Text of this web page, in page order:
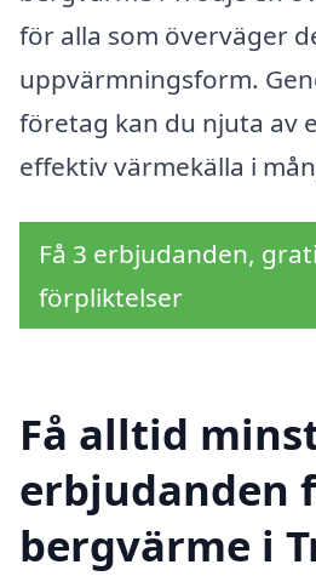
för alla som överväger
uppvärmningsform.
företag kan du njuta av
effektiv värmekälla i
Få 3 erbjudanden,
förpliktelser
Få alltid
erbjudanden
bergvärme i